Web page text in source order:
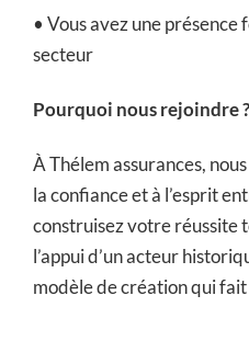
• Vous avez une
secteur
Pourquoi nous rejoindre ?
À Thélem assurances,
la confiance et à l’esprit
construisez votre réussite
l’appui d’un acteur
modèle de création qui